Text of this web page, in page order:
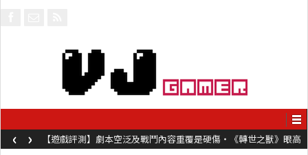
【遊戲評測】劇本空泛及戰鬥內容重覆是硬傷・《轉世之獸》眼高
手低表現未如理想
‹ ›